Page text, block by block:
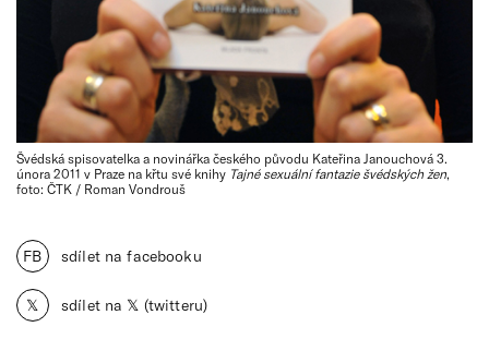
Švédská spisovatelka a novinářka českého původu Kateřina Janouchová 3.
února 2011 v Praze na křtu své knihy Tajné sexuální fantazie švédských žen
foto: ČTK / Roman Vondrouš
FB sdílet na facebooku
𝕏 sdílet na 𝕏 (twitteru)